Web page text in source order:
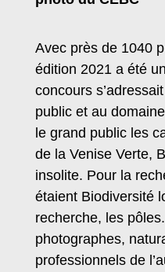
Avec près de 1040
édition 2021 a été
concours
public et au
le grand public les
de la Venise Verte,
insolite. Pour la
étaient Biodiversité
recherche, les
photographes,
professionnels de